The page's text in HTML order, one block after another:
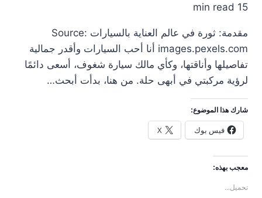
15 min read
مقدمة: ثورة في عالم العناية بالسيارات Source:
images.pexels.com أنا أحب السيارات وأقدر جمالية
تفاصيلها وأناقتها، وكأي مالك سيارة شغوف، أسعى دائمًا
لرؤية مركبتي في أبهى حلة. من هنا، بدأت أبحث…
شارك هذا الموضوع:
فيس بوك X
معجب بهذه:
تحميل...